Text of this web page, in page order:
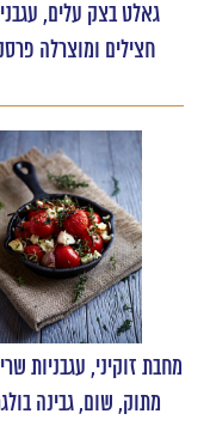
גאלט בצק עלים,
חצילים ומוצרלה
מחבת זוקיני, עגבניות
מתוק, שום, גבינה